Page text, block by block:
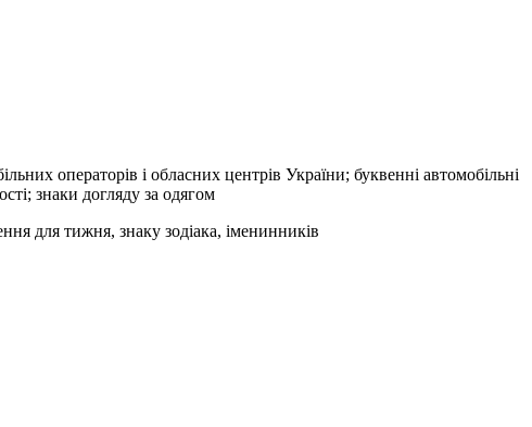
операторів і обласних центрів України; буквенні автомобільні
знаки догляду за одягом
для тижня, знаку зодіака, іменинників